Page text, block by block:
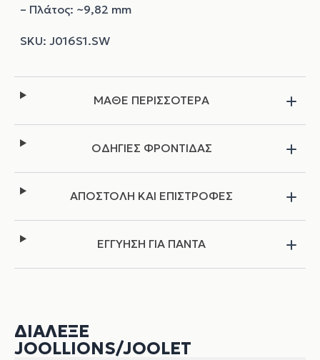
– Πλάτος: ~9,82 mm
ΜΑΘΕ ΠΕΡΙΣΣΟΤΕΡΑ
ΟΔΗΓΙΕΣ ΦΡΟΝΤΙΔΑΣ
ΑΠΟΣΤΟΛΗ ΚΑΙ ΕΠΙΣΤΡΟΦΕΣ
ΕΓΓΥΗΣΗ ΓΙΑ ΠΑΝΤΑ
ΔΙΆΛΕΞΕ
JOOLLIONS/JOOLET